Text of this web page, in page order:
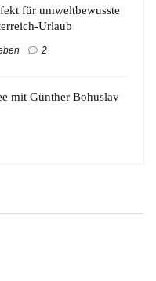
für umweltbewusste
Urlaub
2
mit Günther Bohuslav